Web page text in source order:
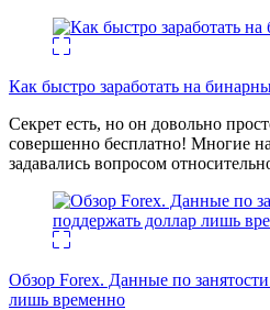
Как быстро заработать на
Секрет есть, но он довольно
совершенно бесплатно! Многие
задавались вопросом
Обзор Forex. Данные по
лишь временно